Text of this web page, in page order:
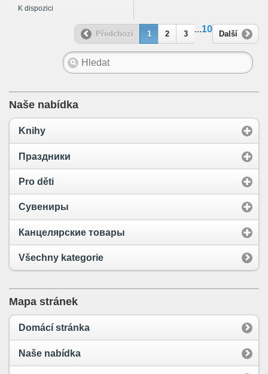
K dispozici
Předchozí 1 2 3
...10
Další
Naše nabídka
Knihy
Праздники
Pro děti
Сувениры
Канцелярские товары
Všechny kategorie
Mapa stránek
Domácí stránka
Naše nabídka